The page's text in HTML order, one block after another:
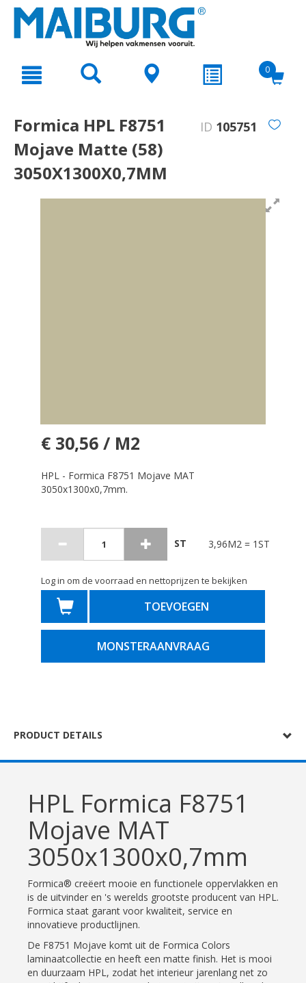
text.skipToNavigation
0
Formica HPL F8751
Mojave Matte (58)
3050X1300X0,7MM
ID 105751
€ 30,56 / M2
HPL - Formica F8751 Mojave MAT
3050x1300x0,7mm.
ST 3,96M2 = 1ST
Log in om de voorraad en nettoprijzen te bekijken
TOEVOEGEN
MONSTERAANVRAAG
PRODUCT DETAILS
HPL Formica F8751
Mojave MAT
3050x1300x0,7mm
Formica® creëert mooie en functionele oppervlakken en
is de uitvinder en 's werelds grootste producent van HPL.
Formica staat garant voor kwaliteit, service en
innovatieve productlijnen.
De F8751 Mojave komt uit de Formica Colors
laminaatcollectie en heeft een matte finish. Het is mooi
en duurzaam HPL, zodat het interieur jarenlang net zo